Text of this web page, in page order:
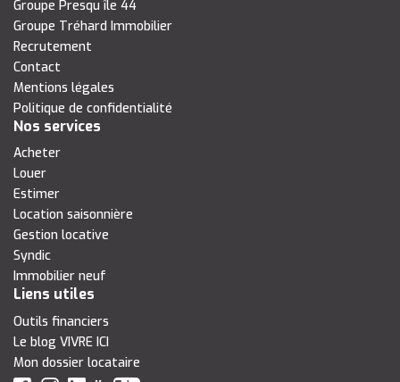
Groupe Presqu île 44
Groupe Tréhard Immobilier
Recrutement
Contact
Mentions légales
Politique de confidentialité
Nos services
Acheter
Louer
Estimer
Location saisonnière
Gestion locative
Syndic
Immobilier neuf
Liens utiles
Outils financiers
Le blog VIVRE ICI
Mon dossier locataire